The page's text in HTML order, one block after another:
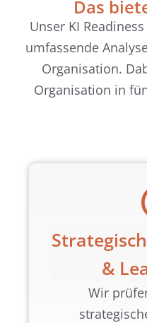
Das
Unser KI
umfassende
Organisation.
Organisation in
&
Wir